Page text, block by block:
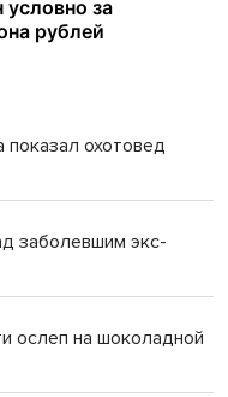
показал охотовед
заболевшим экс-
ослеп на шоколадной